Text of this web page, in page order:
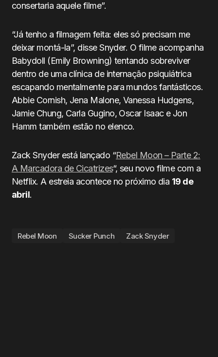
consertaria aquele filme”.
“Já tenho a filmagem feita: eles só precisam me
deixar montá-la”, disse Snyder. O filme acompanha
Babydoll (Emily Browning) tentando sobreviver
dentro de uma clínica de internação psiquiátrica
escapando mentalmente para mundos fantásticos.
Abbie Cornish, Jena Malone, Vanessa Hudgens,
Jamie Chung, Carla Gugino, Oscar Isaac e Jon
Hamm também estão no elenco.
Zack Snyder está lançado “Rebel Moon – Parte 2:
A Marcadora de Cicatrizes“, seu novo filme com a
Netflix. A estreia acontece no próximo dia 19 de
abril.
Rebel Moon Sucker Punch Zack Snyder